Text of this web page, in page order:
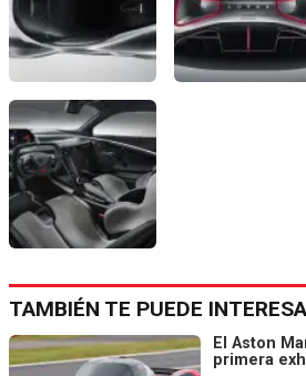
TAMBIÉN TE PUEDE
El Aston
primera